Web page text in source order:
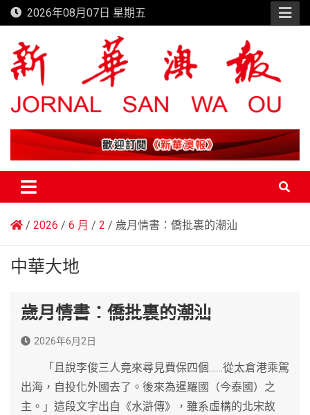
Skip
to
content
2026年08月07日 星期五
新華澳報
2026 6 月 2 歲月情書：僑批裏的潮汕
中華大地
歲月情書：僑批裏的潮汕
2026年6月2日
「且說李俊三人竟來尋見費保四個……從太倉港乘駕
出海，自投化外國去了。後來為暹羅國（今泰國）之
主。」這段文字出自《水滸傳》，雖系虛構的北宋故